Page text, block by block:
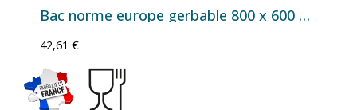
Bac norme europe gerbable 800 x 600 21090
42,61 €